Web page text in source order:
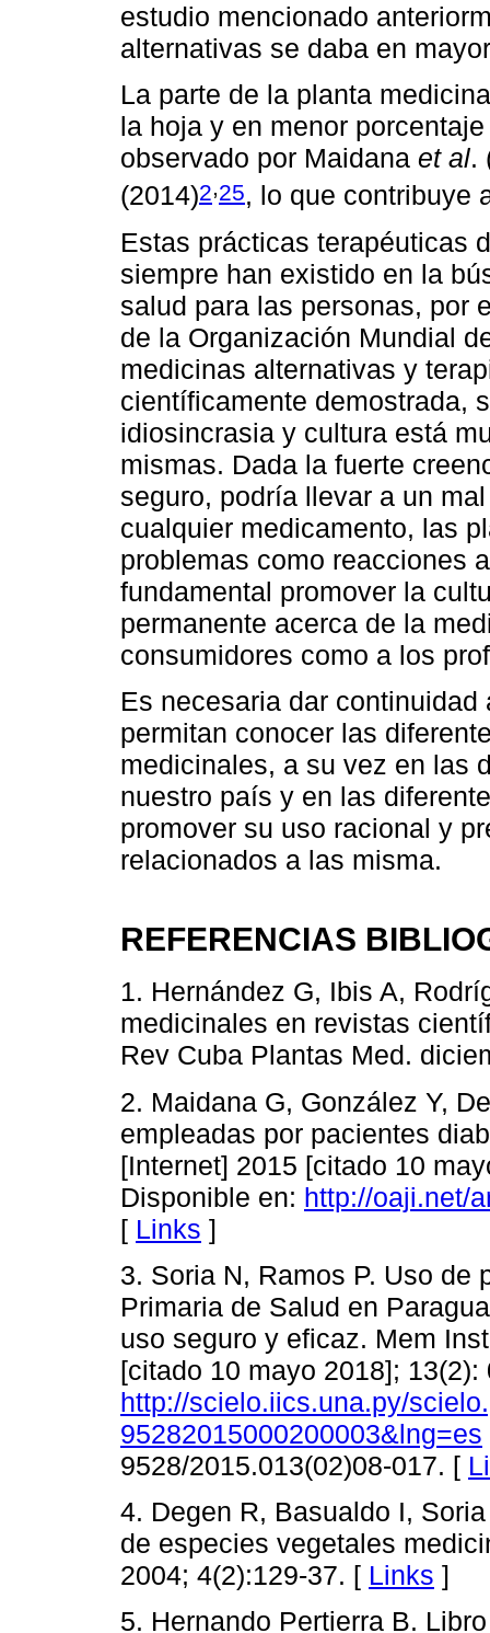
estudio mencionado
alternativas se daba en
La parte de la planta
la hoja y en menor
observado por Maidana et al.
(2014)2,25, lo que contribuye
Estas prácticas terapéuticas
siempre han existido en la
salud para las personas, por
de la Organización Mundial
medicinas alternativas y
científicamente demostrada,
idiosincrasia y cultura está
mismas. Dada la fuerte
seguro, podría llevar a un
cualquier medicamento, las
problemas como reacciones
fundamental promover la
permanente acerca de la
consumidores como a los
Es necesaria dar
permitan conocer las
medicinales, a su vez en las
nuestro país y en las
promover su uso racional y
relacionados a las misma.
REFERENCIAS
1. Hernández G, Ibis A,
medicinales en revistas
Rev Cuba Plantas Med.
2. Maidana G, González Y,
empleadas por pacientes
[Internet] 2015 [citado 10
Disponible en: http://oaji.net/
[ Links ]
3. Soria N, Ramos P. Uso de
Primaria de Salud en
uso seguro y eficaz. Mem
[citado 10 mayo 2018];
http://scielo.iics.una.py/
95282015000200003&lng=es
9528/2015.013(02)08-017. [
4. Degen R, Basualdo I,
de especies vegetales
2004; 4(2):129-37. [ Links ]
5. Hernando Pertierra B.